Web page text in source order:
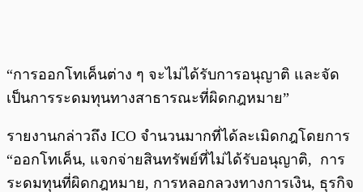
“การออกโทเค็นต่าง ๆ จะไม่ได้รับการอนุญาติ และจัด
เป็นการระดมทุนทางสาธารณะที่ผิดกฎหมาย”
รายงานกล่าวถึง ICO จำนวนมากที่ได้ละเมิดกฎโดยการ
“ออกโทเค็น, แจกจ่ายสินทรัพย์ที่ไม่ได้รับอนุญาติ, การ
ระดมทุนที่ผิดกฎหมาย, การหลอกลวงทางการเงิน, ธุรกิจ